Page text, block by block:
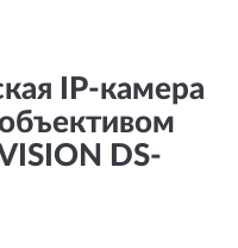
IP-камера
DS-